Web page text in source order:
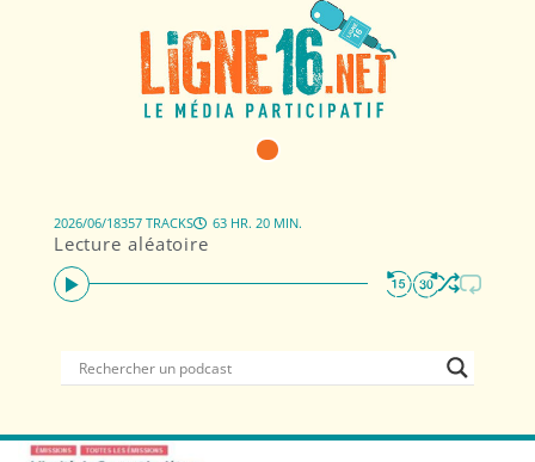
Lecture aléatoire
2026/06/18357 TRACKS 63 HR. 20 MIN.